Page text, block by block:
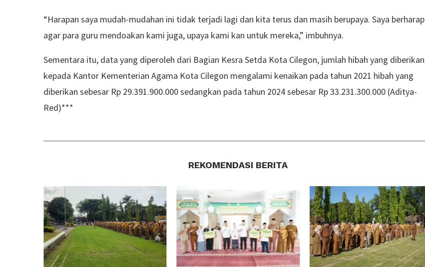
“Harapan saya mudah-mudahan ini tidak terjadi lagi dan kita terus dan masih berupaya. Saya berharap
agar para guru mendoakan kami juga, upaya kami kan untuk mereka,” imbuhnya.
Sementara itu, data yang diperoleh dari Bagian Kesra Setda Kota Cilegon, jumlah hibah yang diberikan
kepada Kantor Kementerian Agama Kota Cilegon mengalami kenaikan pada tahun 2021 hibah yang
diberikan sebesar Rp 29.391.900.000 sedangkan pada tahun 2024 sebesar Rp 33.231.300.000 (Aditya-
Red)***
REKOMENDASI BERITA